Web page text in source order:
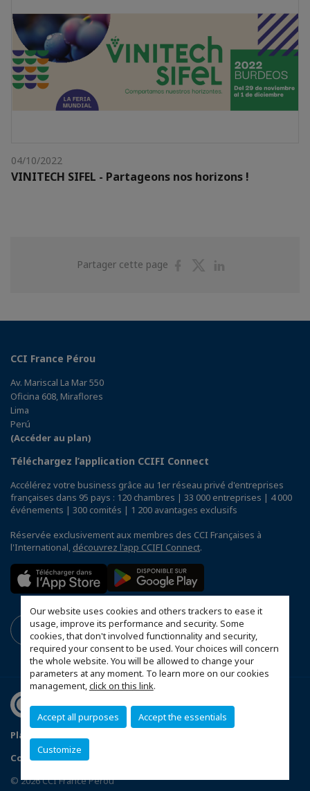
Our website uses cookies and others trackers to ease it
usage, improve its performance and security. Some
cookies, that don't involved functionnality and security,
required your consent to be used. Your choices will concern
the whole website. You will be allowed to change your
parameters at any moment. To learn more on our cookies
management,click on this link.
Accept all purposes Accept the essentials
Customize
04/10/2022
VINITECH SIFEL - Partageons nos horizons !
Partager cette page
PartagerPartager
CCI France Pérou
Av. Mariscal La Mar 550
Oficina 608, Miraflores
Lima
Perú
(Accéder au plan)
Téléchargez l’application CCIFI Connect
Accélérez votre business grâce au 1er réseau privé d'entreprises
françaises dans 95 pays : 120 chambres | 33 000 entreprises | 4 000
événements | 300 comités | 1 200 avantages exclusifs
Réservée exclusivement aux membres des CCI Françaises à
l'International, découvrez l'app CCIFI Connect.
Plan du site
Configurer vos préférences cookies
© 2026 CCI France Pérou